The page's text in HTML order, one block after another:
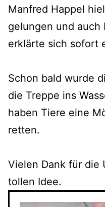
Manfred Happel
gelungen und auch
erklärte sich sofort
Schon bald wurde
die Treppe ins
haben Tiere eine
retten.
Vielen Dank für die
tollen Idee.